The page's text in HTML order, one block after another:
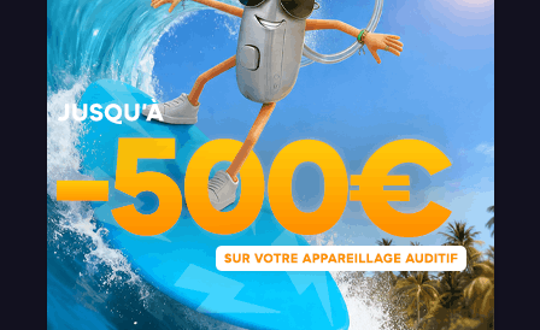
Nous choisir
Qui sommes nous ?
Nos différences
Nos engagements
Nos services
Test Auditif en Ligne
Nos offres
Témoignages
Recrutement